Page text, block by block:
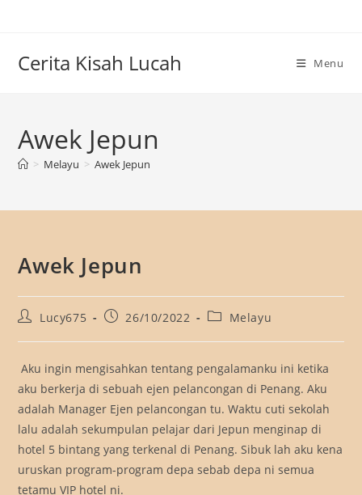
Cerita Kisah Lucah Menu
Awek Jepun
> Melayu > Awek Jepun
Awek Jepun
PostLucy675
Post26/10/2022
PostMelayu
Aku ingin mengisahkan tentang pengalamanku ini ketika
aku berkerja di sebuah ejen pelancongan di Penang. Aku
adalah Manager Ejen pelancongan tu. Waktu cuti sekolah
lalu adalah sekumpulan pelajar dari Jepun menginap di
hotel 5 bintang yang terkenal di Penang. Sibuk lah aku kena
uruskan program-program depa sebab depa ni semua
tetamu VIP hotel ni.